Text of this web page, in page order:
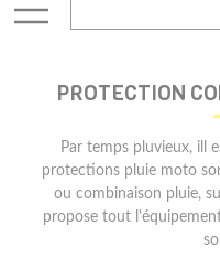
PROTECTION
Par temps pluvieux, ill
protections pluie moto
ou combinaison pluie,
propose tout